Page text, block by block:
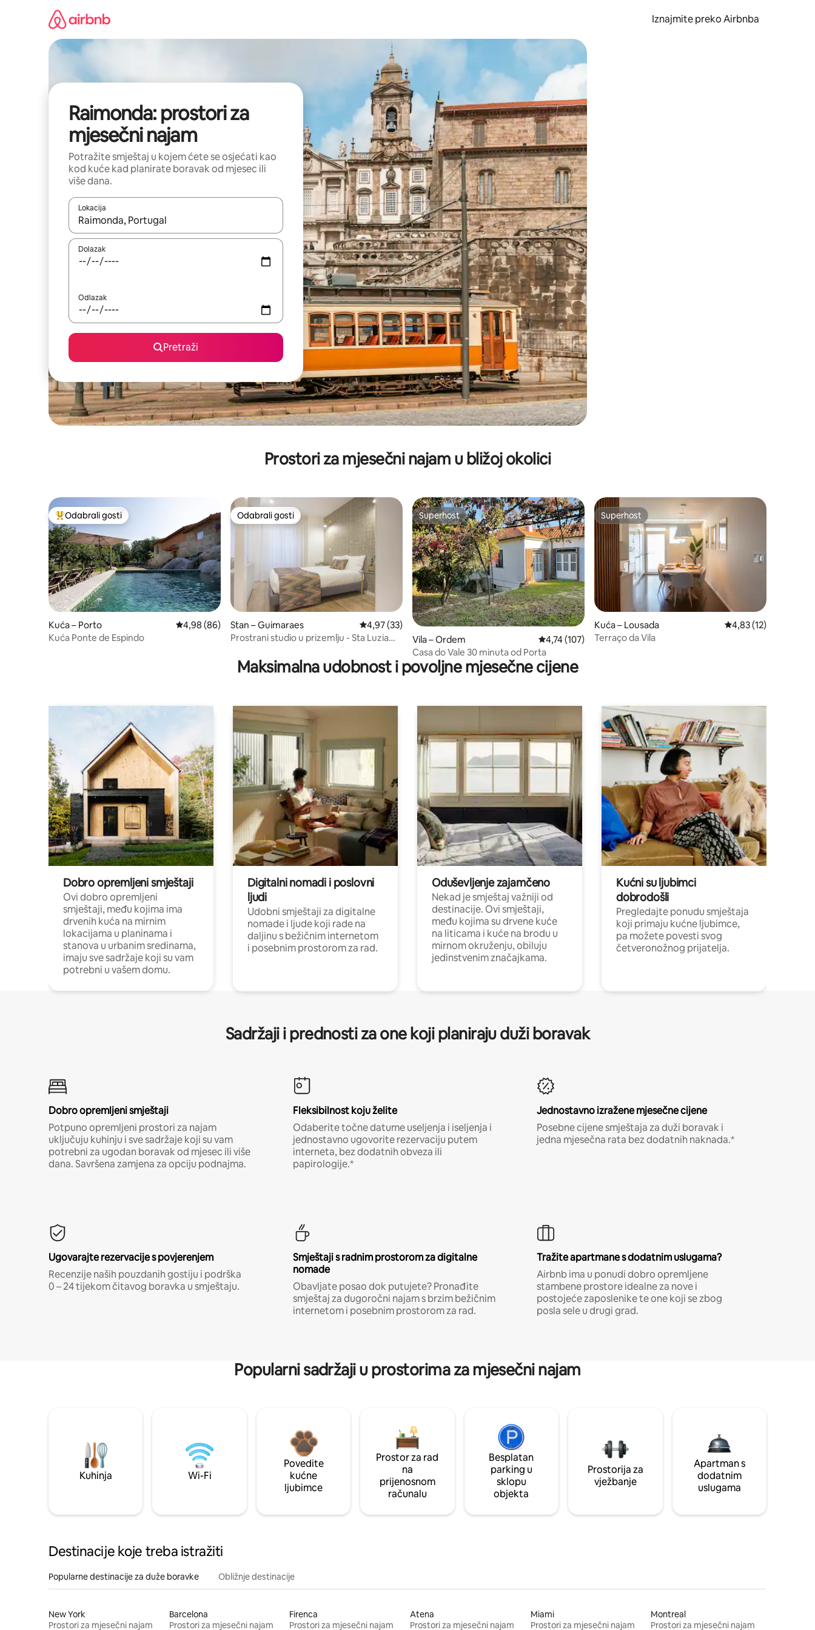
Iznajmite preko Airbnba
Raimonda: prostori za
mjesečni najam
Potražite smještaj u kojem ćete se osjećati kao
kod kuće kad planirate boravak od mjesec ili
više dana.
Lokacija
Kada budu dostupni rezultati, moći ćete ih pregledati koristeći se strelicama prema gore i prema dolje, kao i dodirom ili prelaskom prstom po zaslonu.
Dolazak
Odlazak
Pretraži
Prostori za mjesečni najam u bližoj okolici
Među najviše rangiranima s oznakom „Odabrali gosti”
Odabrali gosti
Kuća – Porto Prosječna ocjena: 4,98/5, recenzija: 86
4,98 (86)
Kuća Ponte de Espindo
Odabrali gosti
Odabrali gosti
Stan – Guimaraes Prosječna ocjena: 4,97/5, recenzija: 33
4,97 (33)
Prostrani studio u prizemlju - Sta Luzia
Superhost
Superhost
Vila – Ordem Prosječna ocjena: 4,74/5, recenzija: 107
4,74 (107)
Casa do Vale 30 minuta od Porta
Superhost
Superhost
Kuća – Lousada Prosječna ocjena:
4,83 (12)
Terraço da Vila
Maksimalna udobnost i povoljne mjesečne cijene
Dobro opremljeni smještaji
Ovi dobro opremljeni
smještaji, među kojima ima
drvenih kuća na mirnim
lokacijama u planinama i
stanova u urbanim sredinama,
imaju sve sadržaje koji su vam
potrebni u vašem domu.
Digitalni nomadi i poslovni
ljudi
Udobni smještaji za digitalne
nomade i ljude koji rade na
daljinu s bežičnim internetom
i posebnim prostorom za rad.
Oduševljenje zajamčeno
Nekad je smještaj važniji od
destinacije. Ovi smještaji,
među kojima su drvene kuće
na liticama i kuće na brodu u
mirnom okruženju, obiluju
jedinstvenim značajkama.
Kućni su ljubimci
dobrodošli
Pregledajte ponudu smještaja
koji primaju kućne ljubimce,
pa možete povesti svog
četveronožnog prijatelja.
Sadržaji i prednosti za one koji planiraju duži boravak
Dobro opremljeni smještaji
Potpuno opremljeni prostori za najam
uključuju kuhinju i sve sadržaje koji su vam
potrebni za ugodan boravak od mjesec ili više
dana. Savršena zamjena za opciju podnajma.
Fleksibilnost koju želite
Odaberite točne datume useljenja i iseljenja i
jednostavno ugovorite rezervaciju putem
interneta, bez dodatnih obveza ili
papirologije.*
Jednostavno izražene mjesečne cijene
Posebne cijene smještaja za duži boravak i
jedna mjesečna rata bez dodatnih naknada.*
Ugovarajte rezervacije s povjerenjem
Recenzije naših pouzdanih gostiju i podrška
0 – 24 tijekom čitavog boravka u smještaju.
Smještaji s radnim prostorom za digitalne
nomade
Obavljate posao dok putujete? Pronađite
smještaj za dugoročni najam s brzim bežičnim
internetom i posebnim prostorom za rad.
Tražite apartmane s dodatnim uslugama?
Airbnb ima u ponudi dobro opremljene
stambene prostore idealne za nove i
postojeće zaposlenike te one koji se zbog
posla sele u drugi grad.
Popularni sadržaji u prostorima za mjesečni najam
Kuhinja Wi-Fi
Povedite
kućne
ljubimce
Prostor za rad
na
prijenosnom
računalu
Besplatan
parking u
sklopu
objekta
Prostorija za
vježbanje
Apartman s
dodatnim
uslugama
Destinacije koje treba istražiti
Popularne destinacije za duže boravke Obližnje destinacije
New York
Prostori za mjesečni najam
Barcelona
Prostori za mjesečni najam
Firenca
Prostori za mjesečni najam
Atena
Prostori za mjesečni najam
Miami
Prostori za mjesečni najam
Montreal
Prostori za mjesečni najam